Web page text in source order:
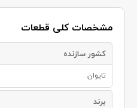
مشخصات کلی قطعات
کشور سازنده
تایوان
برند